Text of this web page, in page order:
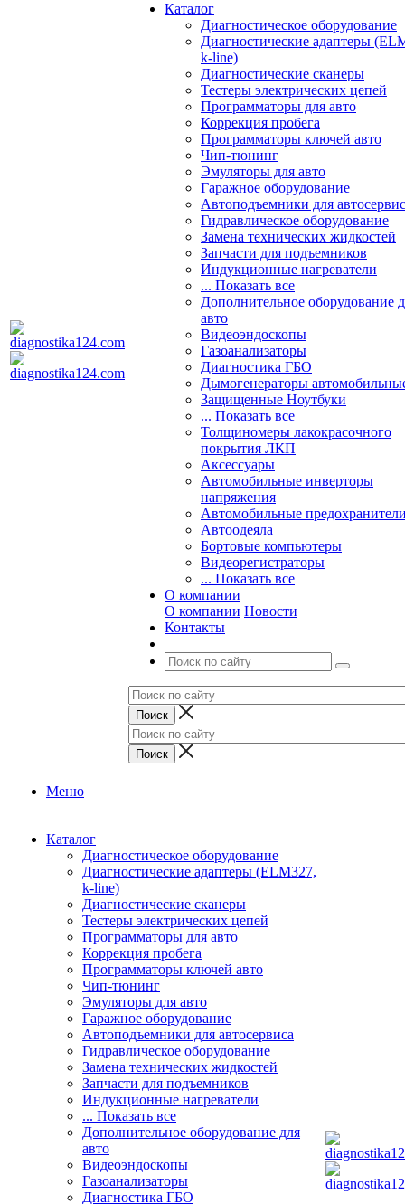
Каталог
Диагностическое оборудование
Диагностические адаптеры
k-line)
Диагностические сканеры
Тестеры электрических цепей
Программаторы для авто
Коррекция пробега
Программаторы ключей авто
Чип-тюнинг
Эмуляторы для авто
Гаражное оборудование
Автоподъемники для
Гидравлическое оборудование
Замена технических жидкостей
Запчасти для подъемников
Индукционные нагреватели
... Показать все
Дополнительное оборудование
авто
Видеоэндоскопы
Газоанализаторы
Диагностика ГБО
Дымогенераторы
Защищенные Ноутбуки
... Показать все
Толщиномеры лакокрасочного
покрытия ЛКП
Аксессуары
Автомобильные инверторы
напряжения
Автомобильные
Автоодеяла
Бортовые компьютеры
Видеорегистраторы
... Показать все
О компании
О компании Новости
Контакты
Меню
Каталог
Диагностическое оборудование
Диагностические адаптеры (ELM327,
k-line)
Диагностические сканеры
Тестеры электрических цепей
Программаторы для авто
Коррекция пробега
Программаторы ключей авто
Чип-тюнинг
Эмуляторы для авто
Гаражное оборудование
Автоподъемники для автосервиса
Гидравлическое оборудование
Замена технических жидкостей
Запчасти для подъемников
Индукционные нагреватели
... Показать все
Дополнительное оборудование для
авто
Видеоэндоскопы
Газоанализаторы
Диагностика ГБО